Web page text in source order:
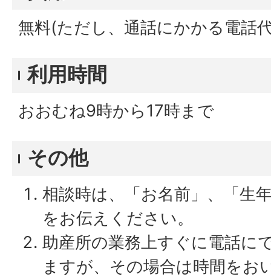
無料(ただし、通話にかかる電話
利用時間
おおむね9時から17時まで
その他
相談時は、「お名前」、「生
をお伝えください。
助産所の業務上すぐに電話に
ますが、その場合は時間をお